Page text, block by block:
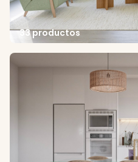
33 productos